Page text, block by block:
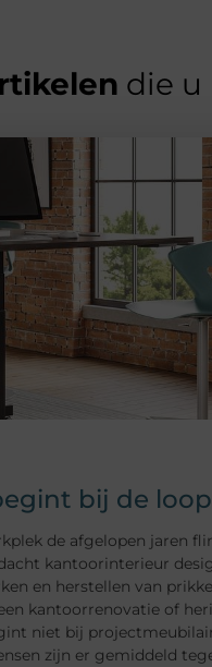
die u
bij de
de afgelopen jaren
kantoorinterieur
en herstellen van
kantoorrenovatie of
niet bij
zijn er gemiddeld